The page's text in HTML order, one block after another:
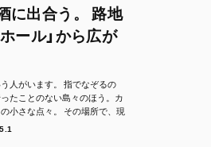
に出合う。 路地
ール」から広が
人がいます。 指でなぞるの
たことのない島々のほう。カ
小さな点々。 その場所で、現